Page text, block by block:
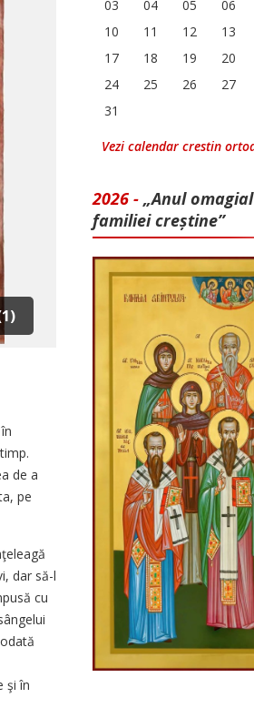
de a
pe
dar să-l
cu
şi în
03
04 05 06
10
11 12 13
17
18 19 20
24
25 26 27
31
Vezi calendar crestin
2026 - „Anul
familiei creștine”